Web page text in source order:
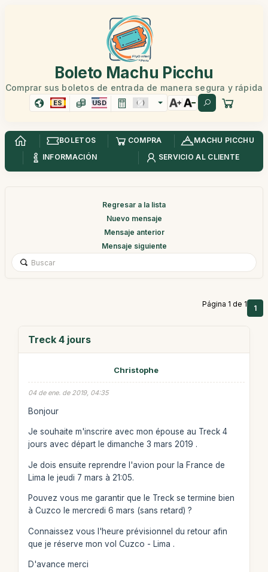
Boleto Machu Picchu
Comprar sus boletos de entrada de manera segura y rápida
ES USD
BOLETOS COMPRA
MACHU PICCHU
INFORMACIÓN
SERVICIO AL CLIENTE
Regresar a la lista
Nuevo mensaje
Mensaje anterior
Mensaje siguiente
Página 1 de 1 1
Treck 4 jours
Christophe
04 de ene. de 2019, 04:35
Bonjour
Je souhaite m'inscrire avec mon épouse au Treck 4
jours avec départ le dimanche 3 mars 2019 .
Je dois ensuite reprendre l'avion pour la France de
Lima le jeudi 7 mars à 21:05.
Pouvez vous me garantir que le Treck se termine bien
à Cuzco le mercredi 6 mars (sans retard) ?
Connaissez vous l'heure prévisionnel du retour afin
que je réserve mon vol Cuzco - Lima .
D'avance merci